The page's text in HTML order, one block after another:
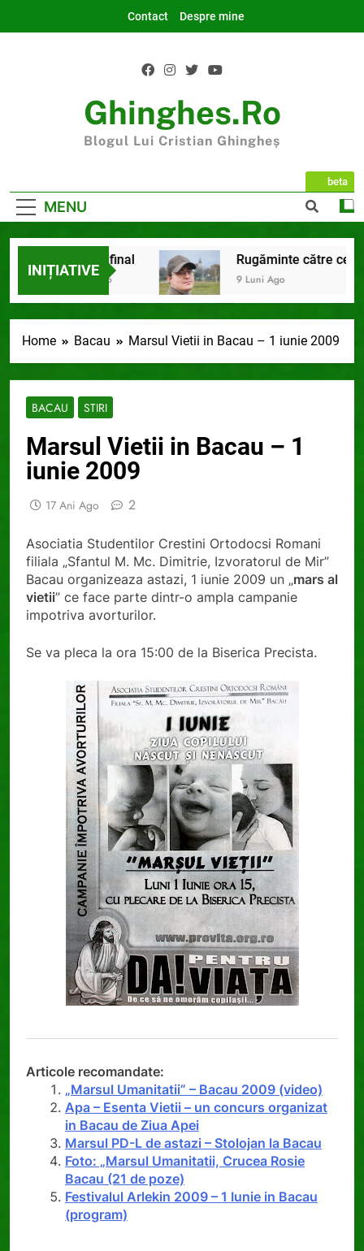
Contact Despre mine
Ghinghes.ro
Blogul Lui Cristian Ghingheș
MENU
beta
INIȚIATIVE
2025 la final
7 Luni Ago
Rugăminte către cei
9 Luni Ago
Home Bacau Marsul Vietii in Bacau – 1 iunie 2009
BACAU STIRI
Marsul Vietii in Bacau – 1
iunie 2009
17 Ani Ago 2
Asociatia Studentilor Crestini Ortodocsi Romani
filiala „Sfantul M. Mc. Dimitrie, Izvoratorul de Mir”
Bacau organizeaza astazi, 1 iunie 2009 un „mars al
vietii” ce face parte dintr-o ampla campanie
impotriva avorturilor.
Se va pleca la ora 15:00 de la Biserica Precista.
Articole recomandate:
„Marsul Umanitatii” – Bacau 2009 (video)
Apa – Esenta Vietii – un concurs organizat
in Bacau de Ziua Apei
Marsul PD-L de astazi – Stolojan la Bacau
Foto: „Marsul Umanitatii, Crucea Rosie
Bacau (21 de poze)
Festivalul Arlekin 2009 – 1 Iunie in Bacau
(program)